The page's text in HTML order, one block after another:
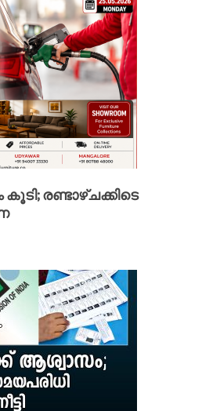
രണ്ടാഴ്ചക്കിടെ